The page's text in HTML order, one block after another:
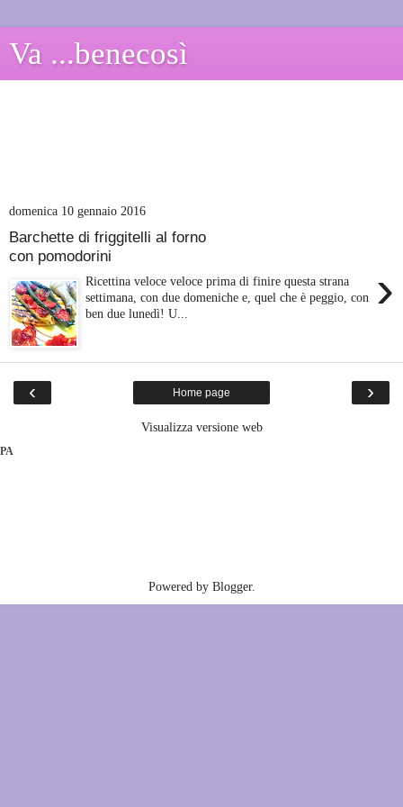
Va ...benecosì
domenica 10 gennaio 2016
Barchette di friggitelli al forno
con pomodorini
›
Ricettina veloce veloce prima di finire questa strana
settimana, con due domeniche e, quel che è peggio, con
ben due lunedì! U...
‹ ›
Home page
Visualizza versione web
PA
Powered by Blogger.